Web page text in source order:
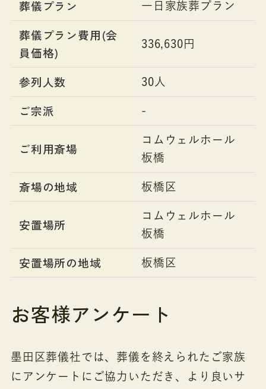
葬儀プラン
一日家族葬プラン
葬儀プラン費用(会
員価格)
336,630円
参列人数 30人
ご宗派 -
ご利用斎場
コムウェルホール
板橋
斎場の地域 板橋区
安置場所
コムウェルホール
板橋
安置場所の地域 板橋区
お客様アンケート
墨田区葬儀社では、葬儀を終えられたご家族
にアンケートにご協力いただき、より良いサ